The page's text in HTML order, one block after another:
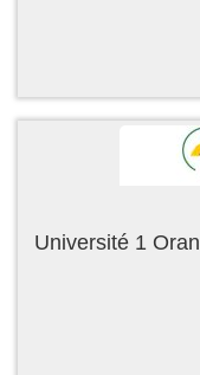
Université 1 Oran